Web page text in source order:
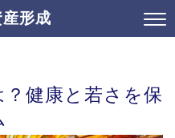
形成
健康と若さを保